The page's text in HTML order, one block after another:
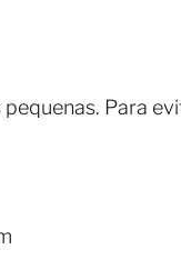
Para